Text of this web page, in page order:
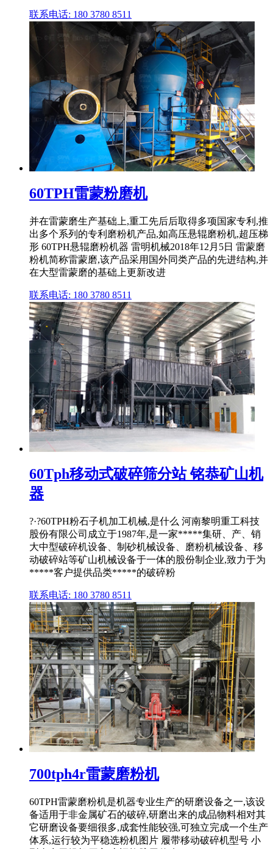
联系电话: 180 3780 8511
60TPH雷蒙粉磨机
并在雷蒙磨生产基础上,重工先后后取得多项国家专利,推
出多个系列的专利磨粉机产品,如高压悬辊磨粉机,超压梯
形 60TPH悬辊磨粉机器 雷明机械2018年12月5日 雷蒙磨
粉机简称雷蒙磨,该产品采用国外同类产品的先进结构,并
在大型雷蒙磨的基础上更新改进
联系电话: 180 3780 8511
60Tph移动式破碎筛分站 铭恭矿山机
器
?·?60TPH粉石子机加工机械,是什么 河南黎明重工科技
股份有限公司成立于1987年,是一家*****集研、产、销
大中型破碎机设备、制砂机械设备、磨粉机械设备、移
动破碎站等矿山机械设备于一体的股份制企业,致力于为
*****客户提供品类*****的破碎粉
联系电话: 180 3780 8511
700tph4r雷蒙磨粉机
60TPH雷蒙磨粉机是机器专业生产的研磨设备之一,该设
备适用于非金属矿石的破碎,研磨出来的成品物料相对其
它研磨设备要细很多,成套性能较强,可独立完成一个生产
体系,运行较为平稳选粉机图片 履带移动破碎机型号 小